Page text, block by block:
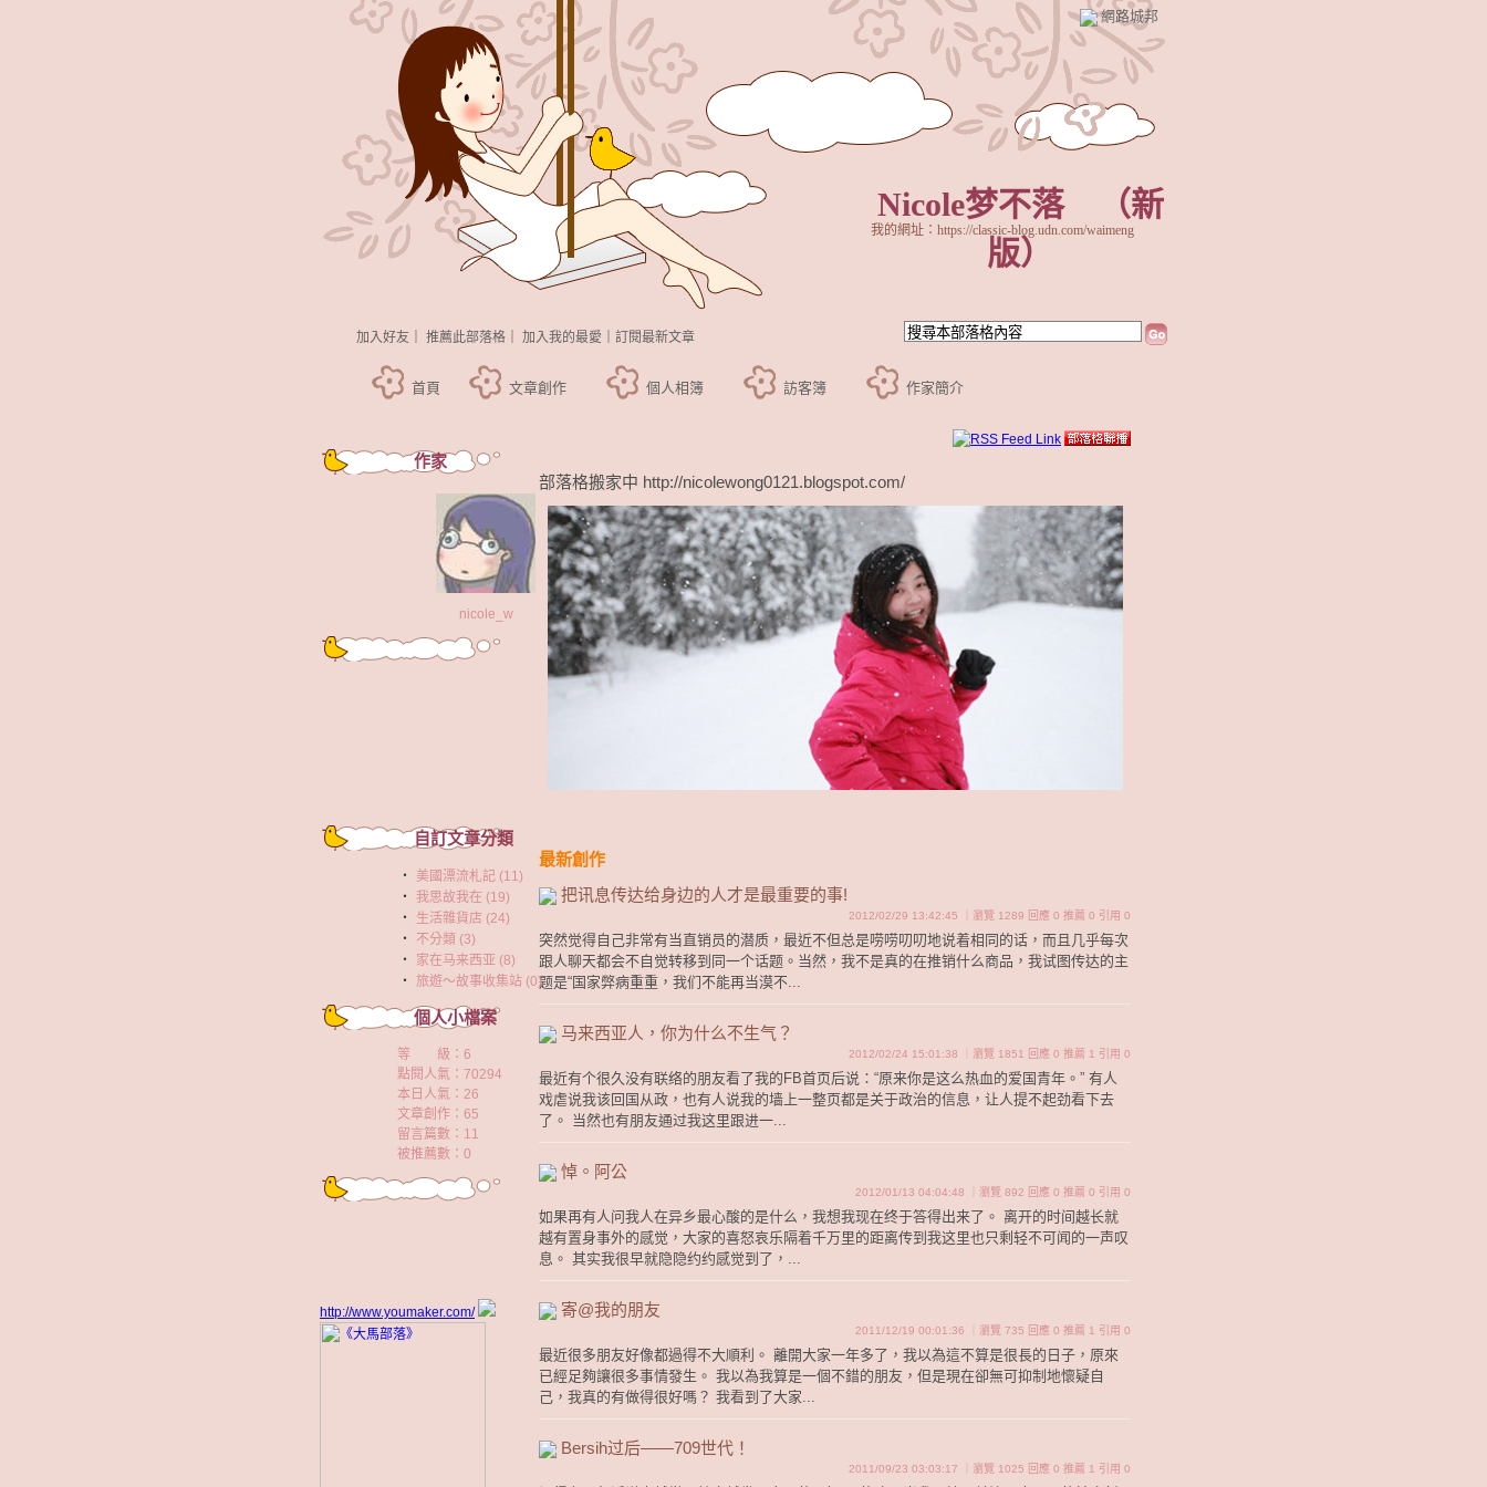
網路城邦
Nicole梦不落（新
版）
首頁 文章創作 個人相簿 訪客簿 作家簡介
加入好友 推薦此部落格 加入我的最愛 訂閱最新文章
我的網址：https://classic-blog.udn.com/waimeng
作家
nicole_w
自訂文章分類
‧
美國漂流札記 (11)
‧
我思故我在 (19)
‧
生活雜貨店 (24)
‧
不分類 (3)
‧
家在马来西亚 (8)
‧ 旅遊～故事收集站 (0)
個人小檔案
等 級：6
點閱人氣：70294
本日人氣：26
文章創作：65
留言篇數：11
被推薦數： 0
http://www.youmaker.com/
部落格搬家中 http://nicolewong0121.blogspot.com/
最新創作
把讯息传达给身边的人才是最重要的事!
2012/02/29 13:42:45 ｜瀏覽 1289 回應 0 推薦 0 引用 0
突然觉得自己非常有当直销员的潜质，最近不但总是唠唠叨叨地说着相同的话，而且几乎每次
跟人聊天都会不自觉转移到同一个话题。当然，我不是真的在推销什么商品，我试图传达的主
题是“国家弊病重重，我们不能再当漠不...
马来西亚人，你为什么不生气？
2012/02/24 15:01:38 ｜瀏覽 1851 回應 0 推薦 1 引用 0
最近有个很久没有联络的朋友看了我的FB首页后说：“原来你是这么热血的爱国青年。” 有人
戏虐说我该回国从政，也有人说我的墙上一整页都是关于政治的信息，让人提不起劲看下去
了。 当然也有朋友通过我这里跟进一...
悼。阿公
2012/01/13 04:04:48 ｜瀏覽 892 回應 0 推薦 0 引用 0
如果再有人问我人在异乡最心酸的是什么，我想我现在终于答得出来了。 离开的时间越长就
越有置身事外的感觉，大家的喜怒哀乐隔着千万里的距离传到我这里也只剩轻不可闻的一声叹
息。 其实我很早就隐隐约约感觉到了，...
寄@我的朋友
2011/12/19 00:01:36 ｜瀏覽 735 回應 0 推薦 1 引用 0
最近很多朋友好像都過得不大順利。 離開大家一年多了，我以為這不算是很長的日子，原來
已經足夠讓很多事情發生。 我以為我算是一個不錯的朋友，但是現在卻無可抑制地懷疑自
己，我真的有做得很好嗎？ 我看到了大家...
Bersih过后——709世代！
2011/09/23 03:03:17 ｜瀏覽 1025 回應 0 推薦 1 引用 0